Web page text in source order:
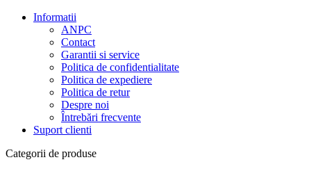
Informatii
ANPC
Contact
Garantii si service
Politica de confidentialitate
Politica de expediere
Politica de retur
Despre noi
Întrebări frecvente
Suport clienti
Categorii de produse